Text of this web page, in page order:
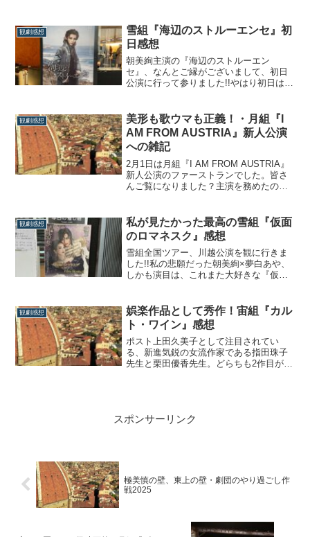
っていきます。【本公演の感想はコチ
ラ】主要キャスト感想最近は各組新人公
演のクオリティがとても高く、それは以
前に比べ路...
観劇感想
雪組『海辺のストルーエンセ』初
日感想
朝美絢主演の『海辺のストルーエン
セ』、なんとご縁がございまして、初日
公演に行って参りました!!やはり初日は特
は思いませんでした。笑観劇しての感
想、つらつらと綴っていきたいと思いま
す。※2/3くらいネタバレしていますので
要注意!!...
観劇感想
美形も歌ウマも正義！・月組『I
AM FROM AUSTRIA』新人公演
への雑記
2月1日は月組『I AM FROM AUSTRIA』
新人公演のファーストランでした。皆さ
んご覧になりました？主演を務めたのは
が家では指折り数えて放送を待ちわびて
いたのです。で、見ました。想像以上に
楽しめました。おとめ片手にワ...
観劇感想
私が見たかった最高の雪組『仮面
のロマネスク』感想
雪組全国ツアー、川越公演を観に行きま
した!!私の悲願だった朝美絢×夢白あや、
しかも演目は、これまた大好きな『仮面
組み合わせを無事見届けられました。私
の感想を綴っていきます。朝美ヴァルモ
ンが見られて、神に感謝『仮面のロマネ
スク』は...
観劇感想
娯楽作品として秀作！宙組『カル
ト・ワイン』感想
ポスト上田久美子として注目されてい
る、新進気鋭の女流作家である指田珠子
先生と栗田優香先生。どらちも2作目がほ
思っていたのですが、無事にその夢が叶
スポンサーリンク
極美慎の壁、東上の壁・劇団のやり過ごし作
戦2025